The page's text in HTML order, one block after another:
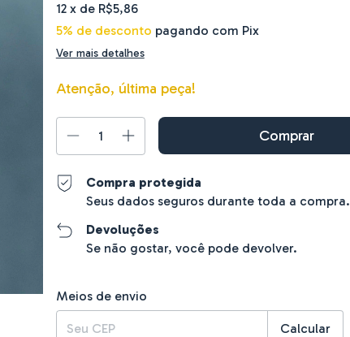
12 x de R$5,86
5% de desconto pagando com Pix
Ver mais detalhes
Atenção, última peça!
Compra protegida
Seus dados seguros durante toda a compra.
Devoluções
Se não gostar, você pode devolver.
Entregas para o CEP:
Meios de envio
Calcular